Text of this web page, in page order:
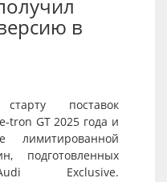
в
поставок
tron GT 2025 года и
лимитированной
подготовленных
Exclusive.